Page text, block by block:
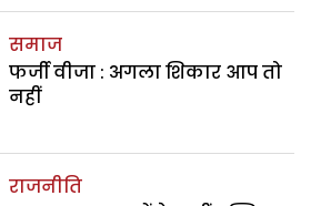
समाज
फर्जी वीजा : अगला शिकार आप तो
नहीं
राजनीति